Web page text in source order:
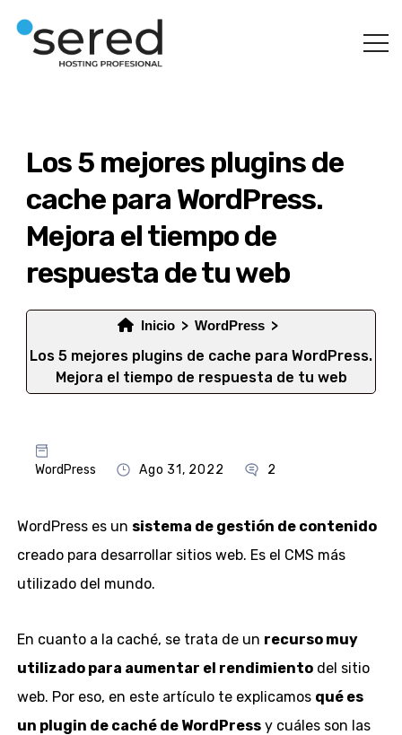
Los 5 mejores plugins de
cache para WordPress.
Mejora el tiempo de
respuesta de tu web
Inicio WordPress
Los 5 mejores plugins de cache para WordPress.
Mejora el tiempo de respuesta de tu web
WordPress Ago 31, 2022 2
WordPress es un sistema de gestión de contenido
creado para desarrollar sitios web. Es el CMS más
utilizado del mundo.
En cuanto a la caché, se trata de un recurso muy
utilizado para aumentar el rendimientodel sitio
web. Por eso, en este artículo te explicamos qué es
un plugin de caché de WordPressy cuáles son las